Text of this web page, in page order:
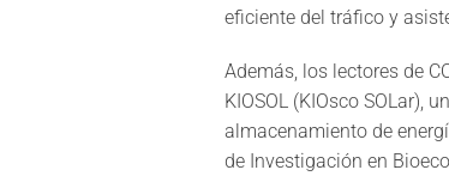
eficiente del tráfico y
Además, los lectores de
KIOSOL (KIOsco SOLar),
almacenamiento de
de Investigación en